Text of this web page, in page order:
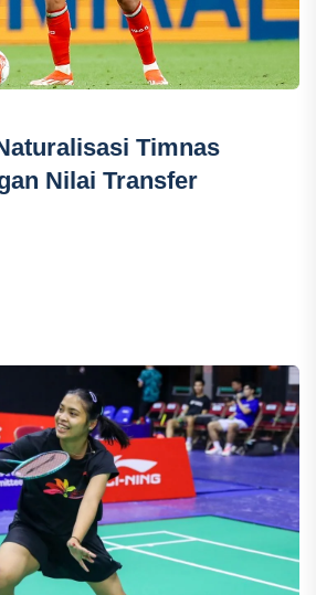
Timnas
Nilai Transfer